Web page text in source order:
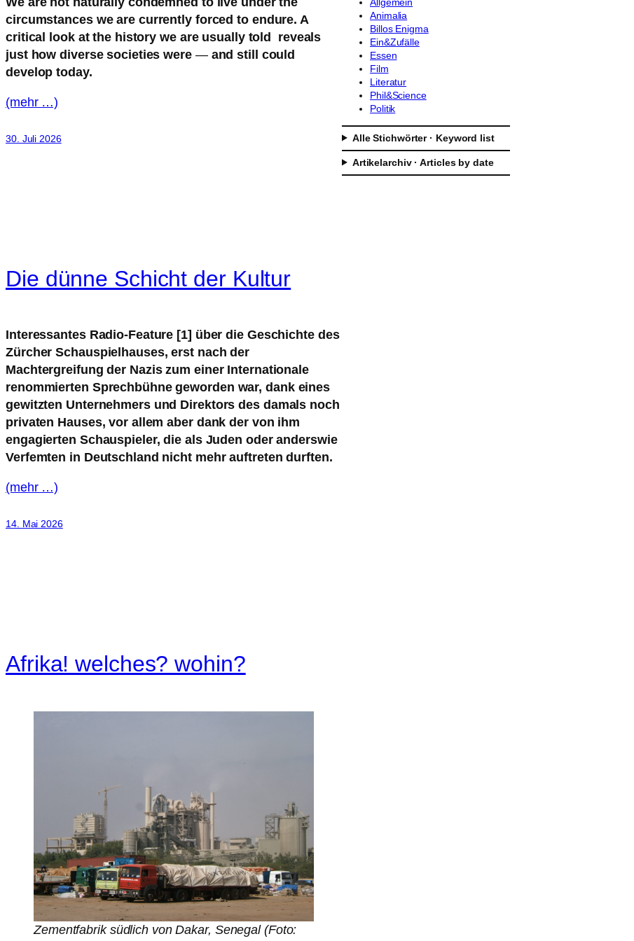
circumstances we are currently forced to endure. A
critical look at the history we are usually told reveals
just how diverse societies were —and still could
develop today.
(mehr …)
30. Juli 2026
Die dünne Schicht der Kultur
Interessantes Radio-Feature [1] über die Geschichte des
Zürcher Schauspielhauses, erst nach der
Machtergreifung der Nazis zum einer Internationale
renommierten Sprechbühne geworden war, dank eines
gewitzten Unternehmers und Direktors des damals noch
privaten Hauses, vor allem aber dank der von ihm
engagierten Schauspieler, die als Juden oder anderswie
Verfemten in Deutschland nicht mehr auftreten durften.
(mehr …)
14. Mai 2026
Afrika! welches? wohin?
Zementfabrik südlich von Dakar, Senegal (Foto:
Animalia
Billos Enigma
Ein&Zufälle
Essen
Film
Literatur
Phil&Science
Politik
Alle Stichwörter · Keyword list
Artikelarchiv · Articles by date